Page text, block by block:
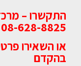
08-628-8825
או השאירו
בהקדם